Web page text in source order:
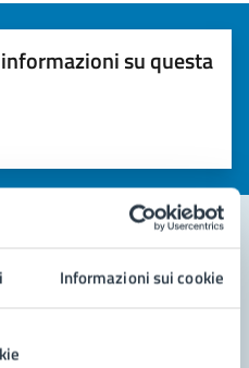
Informazioni sui cookie
su questa
(da 1 a 5 stelle)
per valutare la chiarezza delle
su 5
5